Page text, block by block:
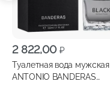
2 822,00 ₽
Туалетная вода мужская
ANTONIO BANDERAS